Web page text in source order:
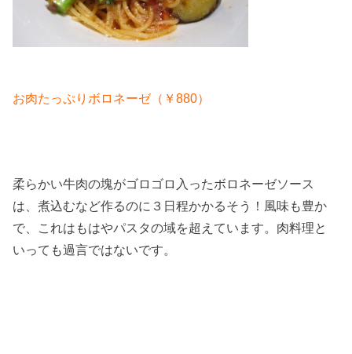
お肉たっぷりボロネーゼ（￥880）
柔らかい牛肉の塊がゴロゴロ入ったボロネーゼソース
は、煮込むなど作るのに３日程かかるそう！風味も豊か
で、これはもはやパスタの域を超えています。肉料理と
いっても過言ではないです。